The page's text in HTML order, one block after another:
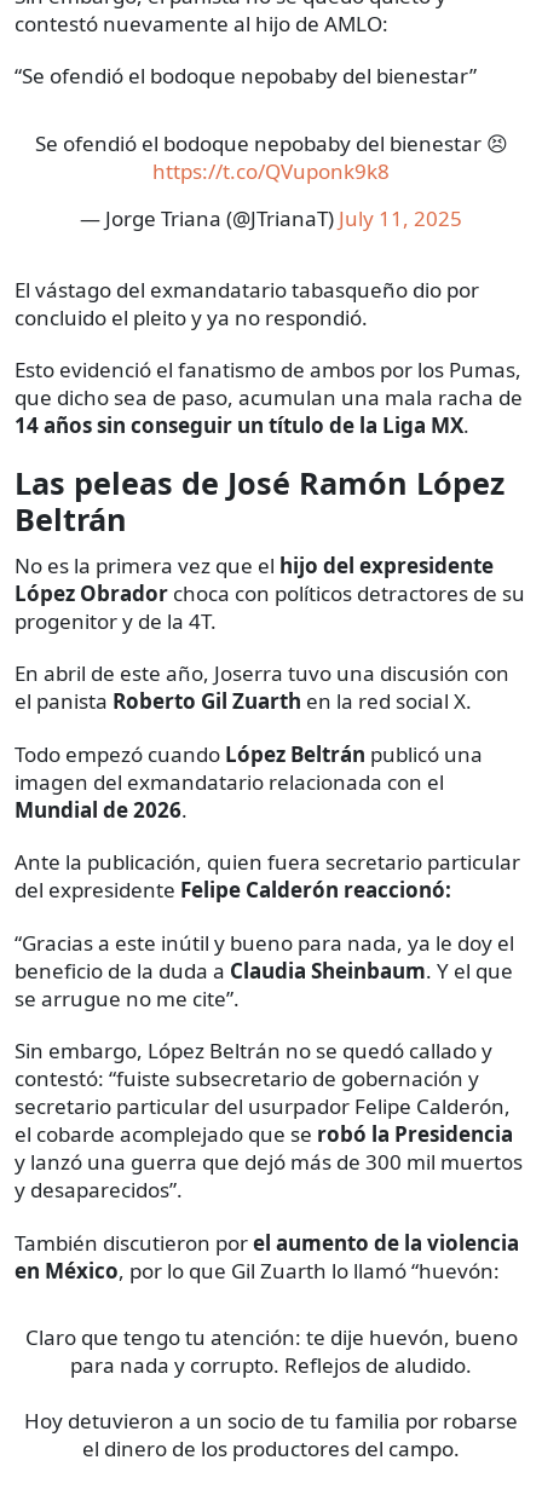
contestó nuevamente al hijo de AMLO:
“Se ofendió el bodoque nepobaby del bienestar”
Se ofendió el bodoque nepobaby del bienestar 😣
https://t.co/QVuponk9k8
— Jorge Triana (@JTrianaT) July 11, 2025
El vástago del exmandatario tabasqueño dio por
concluido el pleito y ya no respondió.
Esto evidenció el fanatismo de ambos por los Pumas,
que dicho sea de paso, acumulan una mala racha de
14 años sin conseguir un título de la Liga MX.
Las peleas de José Ramón López
Beltrán
No es la primera vez que el hijo del expresidente
López Obrador choca con políticos detractores de su
progenitor y de la 4T.
En abril de este año, Joserra tuvo una discusión con
el panista Roberto Gil Zuarth en la red social X.
Todo empezó cuando López Beltrán publicó una
imagen del exmandatario relacionada con el
Mundial de 2026.
Ante la publicación, quien fuera secretario particular
del expresidente Felipe Calderón reaccionó:
“Gracias a este inútil y bueno para nada, ya le doy el
beneficio de la duda a Claudia Sheinbaum. Y el que
se arrugue no me cite”.
Sin embargo, López Beltrán no se quedó callado y
contestó: “fuiste subsecretario de gobernación y
secretario particular del usurpador Felipe Calderón,
el cobarde acomplejado que se robó la Presidencia
y lanzó una guerra que dejó más de 300 mil muertos
y desaparecidos”.
También discutieron porel aumento de la violencia
en México, por lo que Gil Zuarth lo llamó “huevón:
Claro que tengo tu atención: te dije huevón, bueno
para nada y corrupto. Reflejos de aludido.
Hoy detuvieron a un socio de tu familia por robarse
el dinero de los productores del campo.